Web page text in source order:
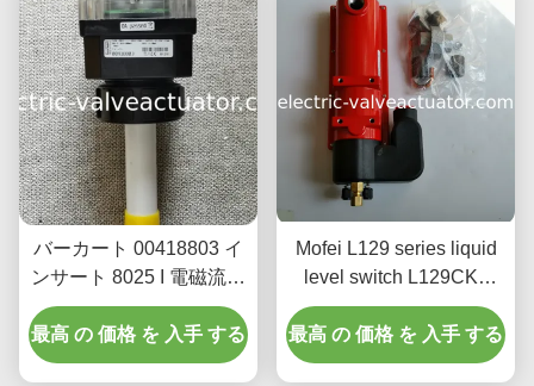
バーカート 00418803 イ
ンサート 8025 I 電磁流量
計 12-36V DC電源 4-
20mA出力 IP65保護
最高 の 価格 を 入手 する
Mofei L129 series liquid
level switch L129CK1
maximum working
pressure 68,9kPa
最高 の 価格 を 入手 する